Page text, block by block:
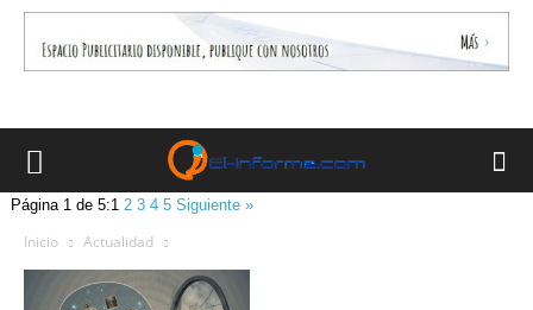
Página 1 de 5:12 3 4 5 Siguiente »
Inicio Actualidad